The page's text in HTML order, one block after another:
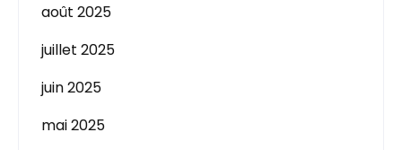
août 2025
juillet 2025
juin 2025
mai 2025